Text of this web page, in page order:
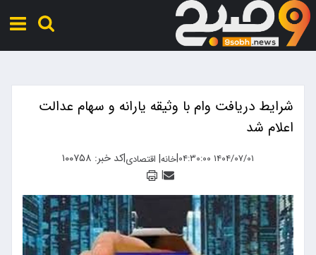
شرایط دریافت وام با وثیقه یارانه و سهام عدالت
اعلام شد
۱۴۰۴/۰۷/۰۱ ۰۴:۳۰:۰۰ |خانه| اقتصادی|کد خبر: ۱۰۰۷۵۸
|